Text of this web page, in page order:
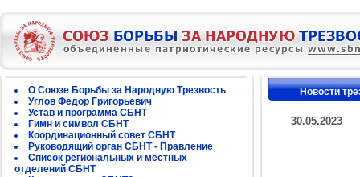
О Союзе Борьбы за Народную Трезвость
Углов Федор Григорьевич
Устав и программа СБНТ
Гимн и символ СБНТ
Координационный совет СБНТ
Руководящий орган СБНТ - Правление
Список региональных и местных
отделений СБНТ
Новости
30.05.2023